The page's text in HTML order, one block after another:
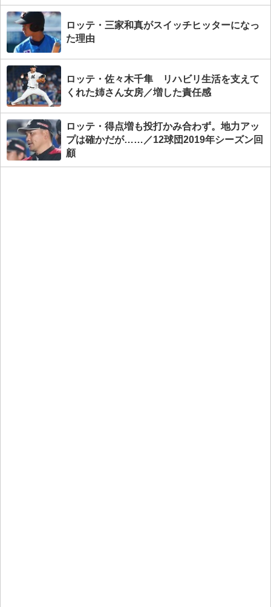
ロッテ・三家和真がスイッチヒッターになっ
た理由
ロッテ・佐々木千隼 リハビリ生活を支えて
くれた姉さん女房／増した責任感
ロッテ・得点増も投打かみ合わず。地力アッ
プは確かだが……／12球団2019年シーズン回
顧